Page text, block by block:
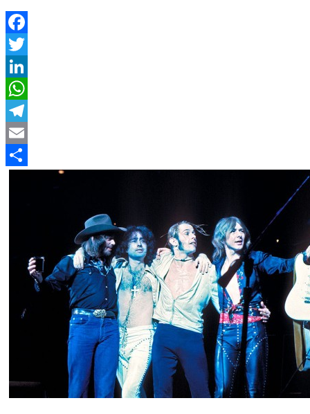
Facebook
Twitter
LinkedIn
WhatsApp
Telegram
Email